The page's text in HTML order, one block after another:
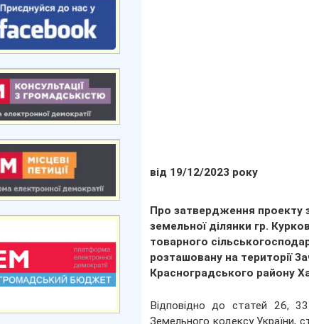
від 19/12/2023 року
Про затвердження
земельної ділянки гр.
товарного
розташовану на території
Красноградського району
Відповідно до статей 26,
Земельного кодексу України,